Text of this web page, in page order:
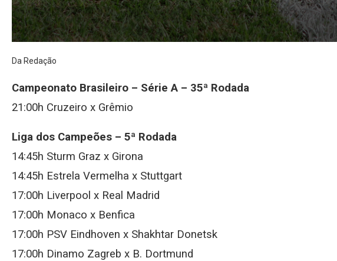
Da Redação
Campeonato Brasileiro – Série A – 35ª Rodada
21:00h Cruzeiro x Grêmio
Liga dos Campeões – 5ª Rodada
14:45h Sturm Graz x Girona
14:45h Estrela Vermelha x Stuttgart
17:00h Liverpool x Real Madrid
17:00h Monaco x Benfica
17:00h PSV Eindhoven x Shakhtar Donetsk
17:00h Dinamo Zagreb x B. Dortmund